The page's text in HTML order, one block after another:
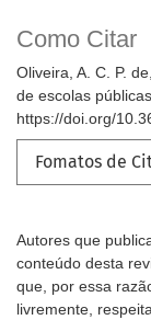
Como Citar
Oliveira, A. C. P.
de escolas
https://doi.org/
Fomatos de
Autores que
conteúdo desta
que, por essa
livremente,